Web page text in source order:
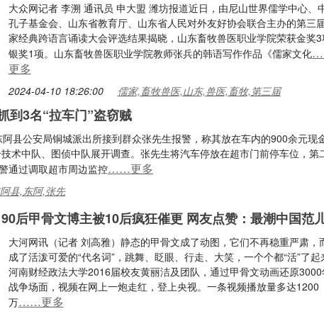
大众网记者 李溯 通讯员 申大盟 潍坊报道近日，由尼山世界儒学中心、
孔子基金会、山东省教育厅、山东省人民对外友好协会联合主办的第三
家经典跨语言诵读大会评选结果揭晓，山东畜牧兽医职业学院荣获金奖3
银奖1项。山东畜牧兽医职业学院教师张兵的韩语写作作品《儒家文化
更多
2024-04-10 18:26:00 儒家,畜牧兽医,山东,兽医,畜牧,第三届
到3名“拉车门”盗窃贼
县公安局铜城派出所接到群众张先生报警，称其放在车内的900余元现
术中队、图侦中队展开调查。张先生将汽车停放在超市门前停车位，第
通过调取超市周边监控……更多
县,东阿,张先
90后甲骨文博主被10后疯狂催更 网友点赞：最潮中国范
大河网讯（记者 刘高雅）静态的甲骨文成了动图，它们不再稳重严肃，
成了活泼可爱的“代名词”，跳舞、眨眼、行走、大笑，一个个都“活”了起
河南财经政法大学2016届校友黄丽洁及团队，通过甲骨文动画还原
战争场面，视频在网上一炮走红，登上央视。一条视频播放量多达1200
万……更多